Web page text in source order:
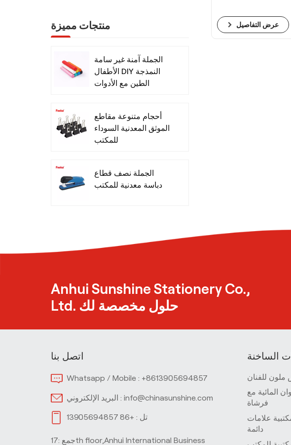
عرض التفاصيل منتجات مميزة
الجملة آمنة غير سامة
الأطفال DIY النمذجة
الطين مع الأدوات
أحجام متنوعة مقاطع
الموثق المعدنية السوداء
للمكتب
الجملة نصف قطاع
دباسة معدنية للمكتب
Highlighters للمدرسة
تصميم بسيط ثلاثة ألوان
قلم حبر جاف لمدرسة
المكتب
Anhui Sunshine Stationery Co.,
Ltd. حلول مخصصة لك
اتصل بنا
Whatsapp / Mobile : +8613905694857
البريد الإلكتروني :info@chinasunshine.com
تل : +86 13905694857
جمع :17th floor,Anhui International Business
الساخنة
للفنان
المائية مع
فرشاة
علامات
دائمة